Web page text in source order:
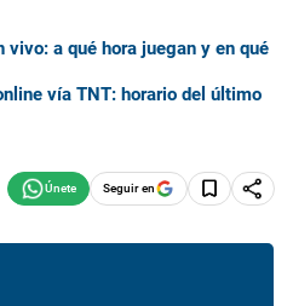
vivo: a qué hora juegan y en qué
vía TNT: horario del último
Seguir en